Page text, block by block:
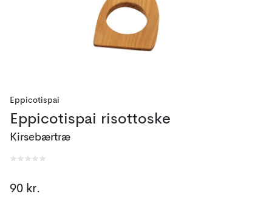
Eppicotispai
Eppicotispai risottoske
Kirsebærtræ
90 kr.